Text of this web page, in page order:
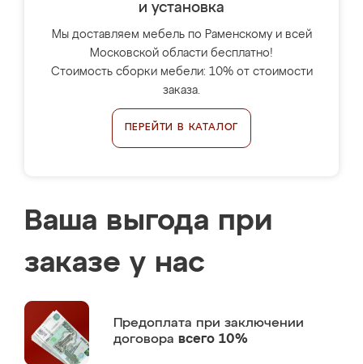
и установка
Мы доставляем мебель по Раменскому и всей
Московской области бесплатно!
Стоимость сборки мебели: 10% от стоимости
заказа.
ПЕРЕЙТИ В КАТАЛОГ
Ваша выгода при
заказе у нас
Предоплата при заключении
договора всего 10%